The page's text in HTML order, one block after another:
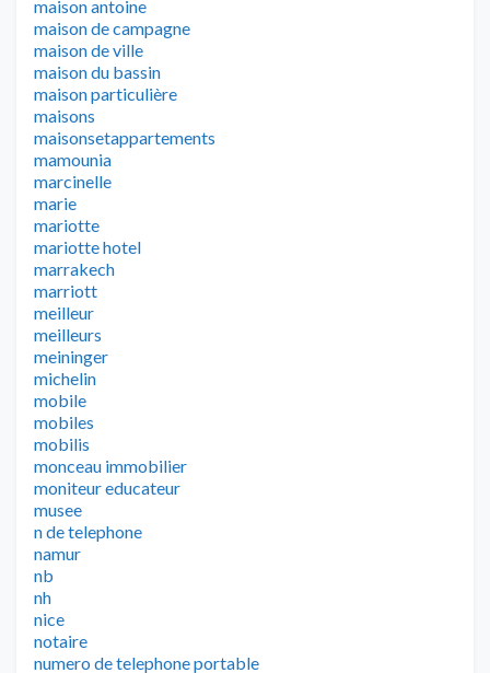
maison antoine
maison de campagne
maison de ville
maison du bassin
maison particulière
maisons
maisonsetappartements
mamounia
marcinelle
marie
mariotte
mariotte hotel
marrakech
marriott
meilleur
meilleurs
meininger
michelin
mobile
mobiles
mobilis
monceau immobilier
moniteur educateur
musee
n de telephone
namur
nb
nh
nice
notaire
numero de telephone portable